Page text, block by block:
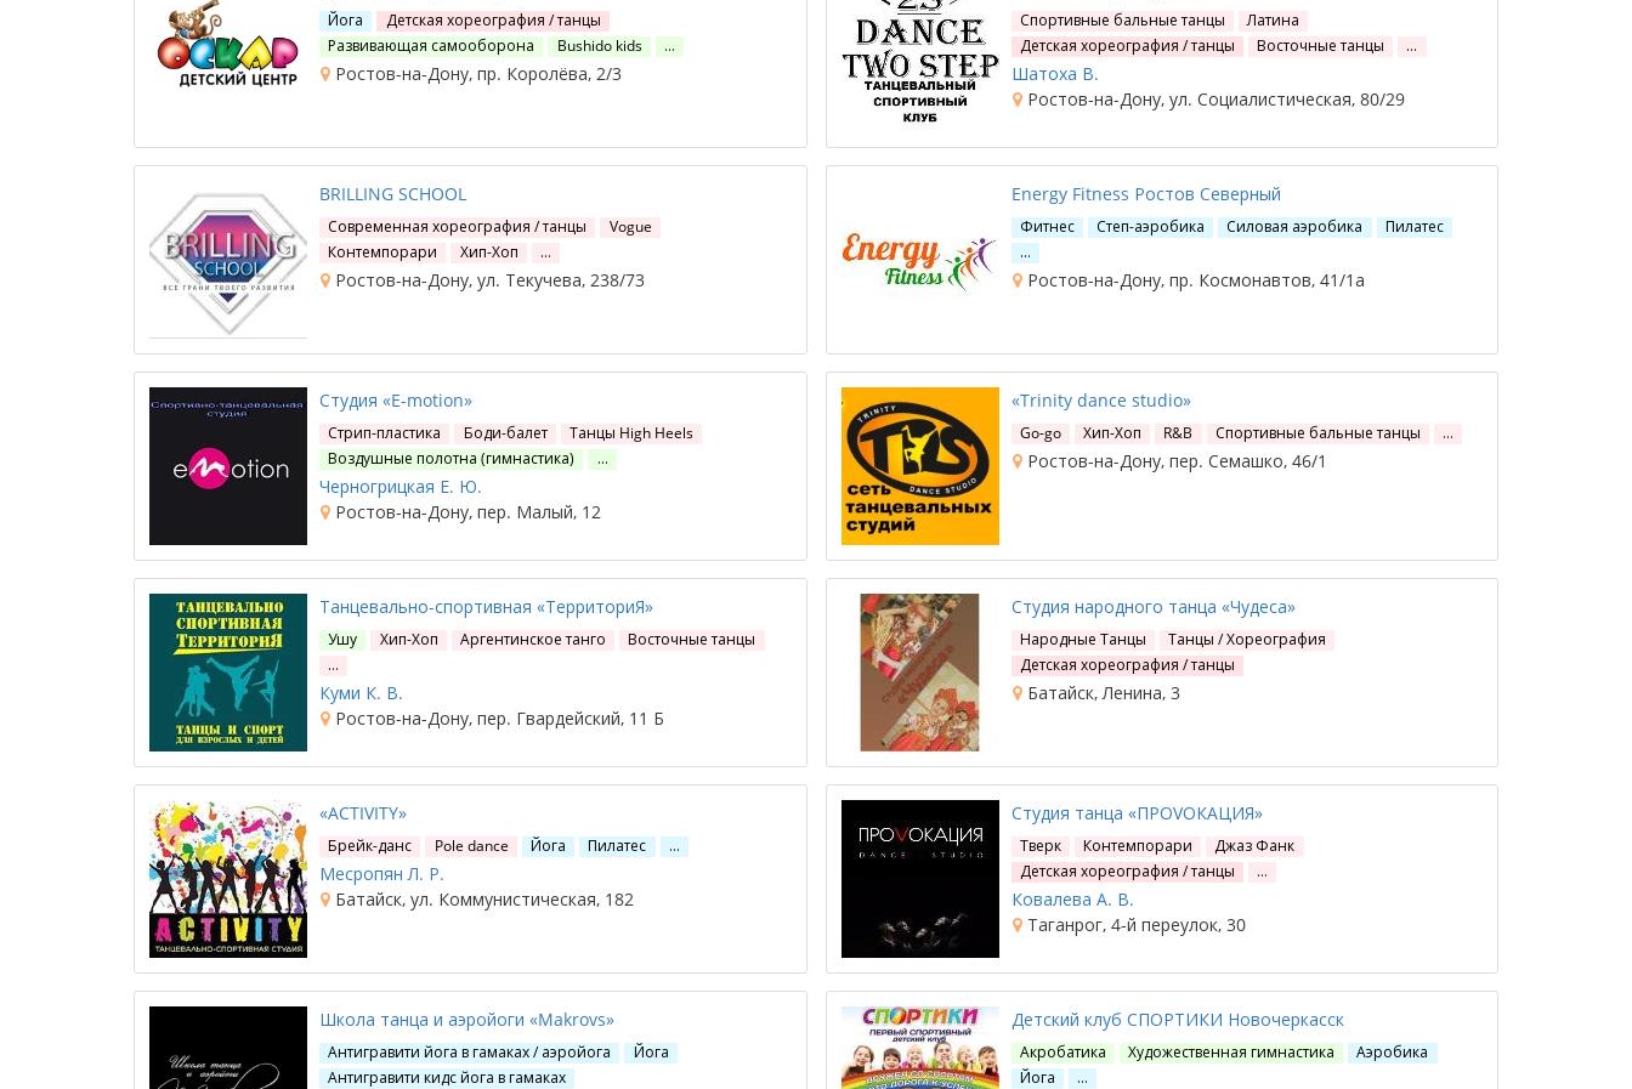
Йога
Детская хореография / танцы
Развивающая самооборона
Bushido kids …
Ростов-на-Дону, пр. Королёва, 2/3
Спортивные бальные танцы
Латина
Детская хореография / танцы
Восточные танцы …
Шатоха В.
Ростов-на-Дону, ул. Социалистическая, 80/29
BRILLING SCHOOL
Современная хореография / танцы
Vogue
Контемпорари
Хип-Хоп …
Ростов-на-Дону, ул. Текучева, 238/73
Energy Fitness Ростов Северный
Фитнес Степ-аэробика Силовая аэробика
Пилатес
…
Ростов-на-Дону, пр. Космонавтов, 41/1а
Студия «E-motion»
Стрип-пластика Боди-балет
Танцы High Heels
Воздушные полотна (гимнастика)
…
Черногрицкая Е. Ю.
Ростов-на-Дону, пер. Малый, 12
«Trinity dance studio»
Go-go Хип-Хоп R&B Спортивные бальные танцы …
Ростов-на-Дону, пер. Семашко, 46/1
Танцевально-спортивная «ТерриториЯ»
Ушу Хип-Хоп Аргентинское танго
Восточные танцы
…
Куми К. В.
Ростов-на-Дону, пер. Гвардейский, 11 Б
Студия народного танца «Чудеса»
Народные Танцы
Танцы / Хореография
Детская хореография / танцы
Батайск, Ленина, 3
«ACTIVITY»
Брейк-данс Pole dance Йога Пилатес …
Месропян Л. Р.
Батайск, ул. Коммунистическая, 182
Студия танца «ПРОVОКАЦИЯ»
Тверк Контемпорари
Джаз Фанк
Детская хореография / танцы
…
Ковалева А. В.
Таганрог, 4-й переулок, 30
Школа танца и аэройоги «Makrovs»
Антигравити йога в гамаках / аэройога
Йога
Антигравити кидс йога в гамаках
Детский клуб СПОРТИКИ Новочеркасск
Акробатика Художественная гимнастика
Аэробика
Йога
…